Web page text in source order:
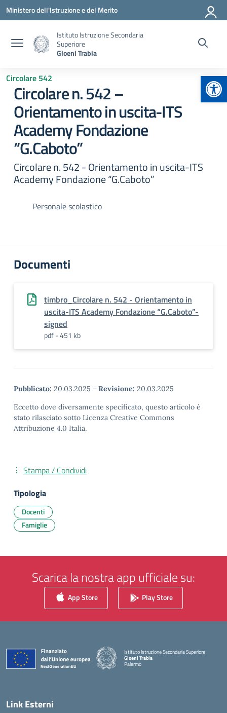
Vai ai contenuti
Vai al menu di navigazione
Vai al footer
Ministero dell'Istruzione e del Merito
Istituto Istruzione Secondaria
Superiore
Gioeni Trabia
Circolare 542
Circolare n. 542 –
Orientamento in uscita-ITS
Academy Fondazione
“G.Caboto”
Circolare n. 542 - Orientamento in uscita-ITS
Academy Fondazione “G.Caboto”
Personale scolastico
Documenti
timbro_Circolare n. 542 - Orientamento in
uscita-ITS Academy Fondazione “G.Caboto”-
signed
pdf - 451 kb
Pubblicato: 20.03.2025 - Revisione: 20.03.2025
Eccetto dove diversamente specificato, questo articolo è
stato rilasciato sotto Licenza Creative Commons
Attribuzione 4.0 Italia.
Stampa / Condividi
Tipologia
Docenti
Famiglie
Scarica la nostra app ufficiale su:
App Store Play Store
Istituto Istruzione Secondaria Superiore
Gioeni Trabia
Palermo
Link Esterni